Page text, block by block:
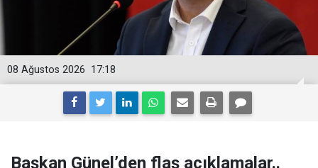
17:18
08 Ağustos 2026
Başkan Günel’den flaş açıklamalar..